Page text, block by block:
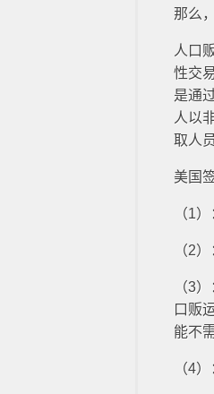
那么
人口
性交
是通
人以
取人
美国
（1
（2
（3
口贩
能不
（4